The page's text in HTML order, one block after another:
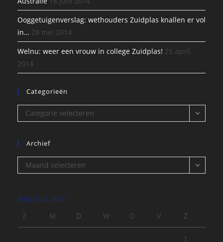
Ooggetuigenverslag: wethouders Zuidplas knallen er vol
in… 28 mei 2014
Welnu: weer een vrouw in college Zuidplas! 25 april
2014
Categorieën
Categorieën
Categorie selecteren
Archief
Archief
Maand selecteren
augustus 2026
Z
M D W D V Z
1